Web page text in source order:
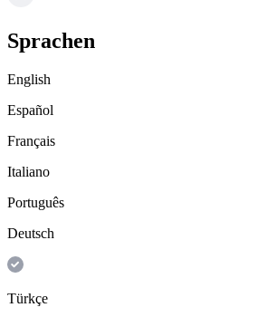
Sprachen
English
Español
Français
Italiano
Português
Deutsch
Türkçe